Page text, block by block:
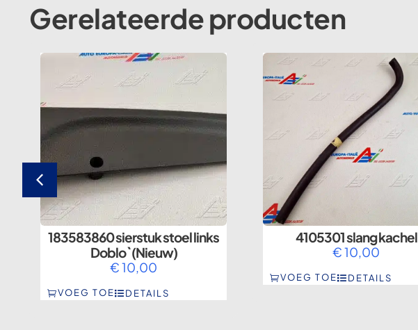
Gerelateerde producten
183583860 sierstuk stoel links
Doblo` (Nieuw)
€10,00
VOEG TOE DETAILS
4105301 slang kachel
€10,00
VOEG TOE DETAILS